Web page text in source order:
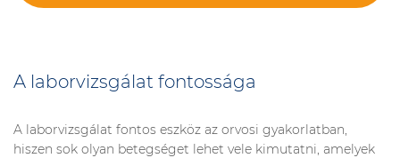
A laborvizsgálat fontossága
A laborvizsgálat fontos eszköz az orvosi gyakorlatban,
hiszen sok olyan betegséget lehet vele kimutatni, amelyek